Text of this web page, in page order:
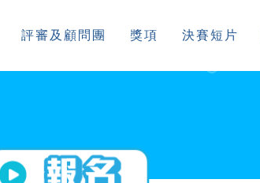
評審及顧問團 獎項 決賽短片